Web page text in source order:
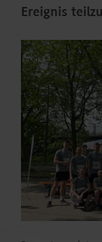
Ereignis